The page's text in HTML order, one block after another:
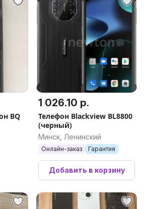
BQ
1 026.10 р.
Телефон Blackview BL8800
(черный)
Минск, Ленинский
Онлайн-заказ Гарантия
Добавить в корзину